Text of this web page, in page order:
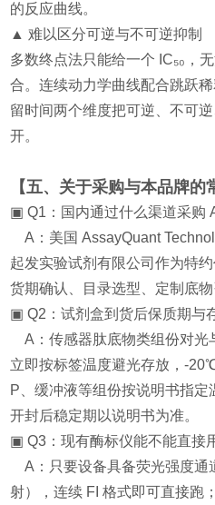
的反应曲线。
▲ 难以区分可逆与不可逆抑制
多数终点法只能给一个 IC₅₀，
合。连续动力学曲线配合跳跃
留时间两个维度把可逆、不可
开。
【五、关于采购与本品牌的
▣ Q1：国内通过什么渠道采购
A：美国 AssayQuant
起发实验试剂有限公司作为特
货期确认、目录选型、定制底物
▣ Q2：试剂盒到货后保质期与
A：传感器肽底物类组份对光
立即按标签温度避光存放，-
P、缓冲液等组份按说明书指
开封后稳定期以说明书为准。
▣ Q3：现有酶标仪能不能直接
A：只要设备具备荧光强度通
射），连续 FI 格式即可直接跑